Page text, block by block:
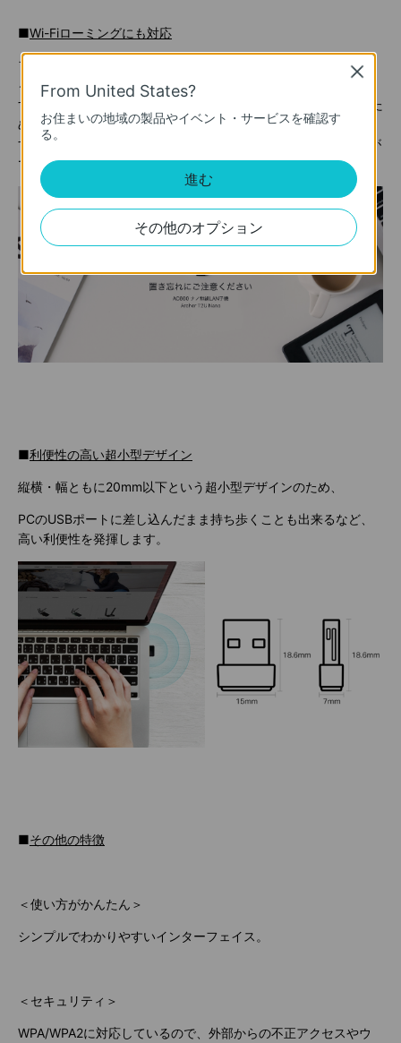
■Wi-Fiローミングにも対応
フリーWi-Fiの不便な点として、移動するたびにいちいち接続す
るWi-Fiネットワークを切り替える必要があることが挙げられま
すが、「Archer T2UNano」はWi-Fiローミングに対応しているた
め、最適な接続先をいち早く察知して切り替えることが可能で
す。そのため、途切れることなくインターネットを楽しむことが
できます。
■利便性の高い超小型デザイン
縦横・幅ともに20mm以下という超小型デザインのため、
PCのUSBポートに差し込んだまま持ち歩くことも出来るなど、
高い利便性を発揮します。
■その他の特徴
＜使い方がかんたん＞
シンプルでわかりやすいインターフェイス。
＜セキュリティ＞
WPA/WPA2に対応しているので、外部からの不正アクセスやウ
From United States?
お住まいの地域の製品やイベント・サービスを確認す
る。
進む
その他のオプション
Close